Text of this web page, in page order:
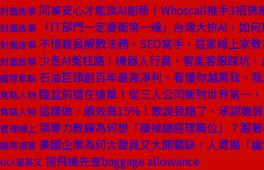
封面故事 同事安心才能談AI創新！Whoscall推手3招佛
封面故事 「IT部門一定要衝第一線」台灣大拚AI，如
封面故事 不惜裁員解散法務、SEO寫手，這家線上家
封面故事 少走AI冤枉路！機器人行員、智能客服踩坑，
國際焦點 石油巨頭創百年最高淨利，看懂你越罵我、
焦點人物 臨盆前還在搶單！從三人公司衝到世界第一
焦點人物 這樣做，績效高15%！敢說我錯了、承認脆
管理線上 領導力教練為何想「廢掉總經理職位」？跟
國際視窗 美國企業為何大裁員又大開職缺，人資揭「
GO!溜英文 搭飛機先查baggage allowance